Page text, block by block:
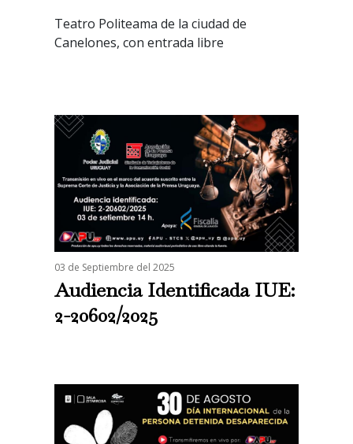
Teatro Politeama de la ciudad de
Canelones, con entrada libre
03 de Septiembre del 2025
Audiencia Identificada IUE:
2-20602/2025